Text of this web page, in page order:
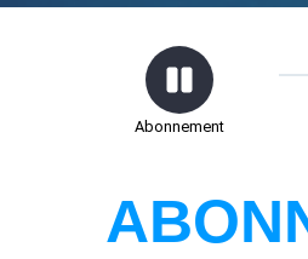
Abonnement